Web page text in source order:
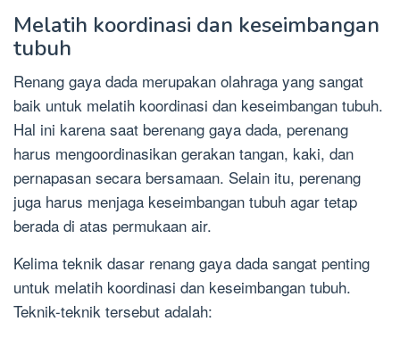
Melatih koordinasi dan keseimbangan
tubuh
Renang gaya dada merupakan olahraga yang sangat
baik untuk melatih koordinasi dan keseimbangan tubuh.
Hal ini karena saat berenang gaya dada, perenang
harus mengoordinasikan gerakan tangan, kaki, dan
pernapasan secara bersamaan. Selain itu, perenang
juga harus menjaga keseimbangan tubuh agar tetap
berada di atas permukaan air.
Kelima teknik dasar renang gaya dada sangat penting
untuk melatih koordinasi dan keseimbangan tubuh.
Teknik-teknik tersebut adalah: